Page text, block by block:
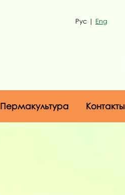
Рус | Eng
Пермакультура Контакты